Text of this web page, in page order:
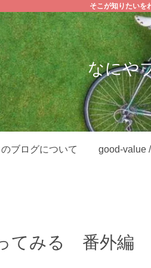
そこが知りたいを
なにや
のブログについて good-value
てみる 番外編